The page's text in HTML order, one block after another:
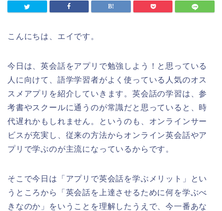
こんにちは、エイです。
今日は、英会話をアプリで勉強しよう！と思っている
人に向けて、語学学習者がよく使っている人気のオス
スメアプリを紹介していきます。英会話の学習は、参
考書やスクールに通うのが常識だと思っていると、時
代遅れかもしれません。というのも、オンラインサー
ビスが充実し、従来の方法からオンライン英会話やア
プリで学ぶのが主流になっているからです。
そこで今日は「アプリで英会話を学ぶメリット」とい
うところから「英会話を上達させるために何を学ぶべ
きなのか」をいうことを理解したうえで、今一番あな